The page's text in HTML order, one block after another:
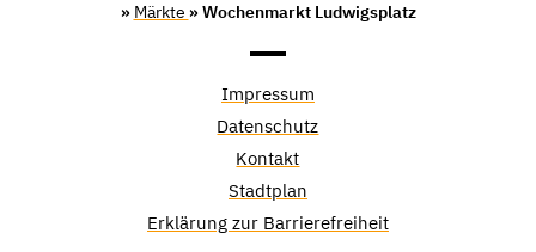
» Märkte » Wochenmarkt Ludwigsplatz
Impressum
Datenschutz
Kontakt
Stadtplan
Erklärung zur Barrierefreiheit